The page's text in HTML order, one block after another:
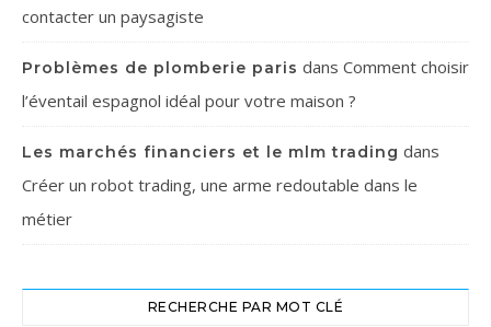
contacter un paysagiste
Problèmes de plomberie paris dans Comment choisir
l’éventail espagnol idéal pour votre maison ?
Les marchés financiers et le mlm trading dans
Créer un robot trading, une arme redoutable dans le
métier
RECHERCHE PAR MOT CLÉ